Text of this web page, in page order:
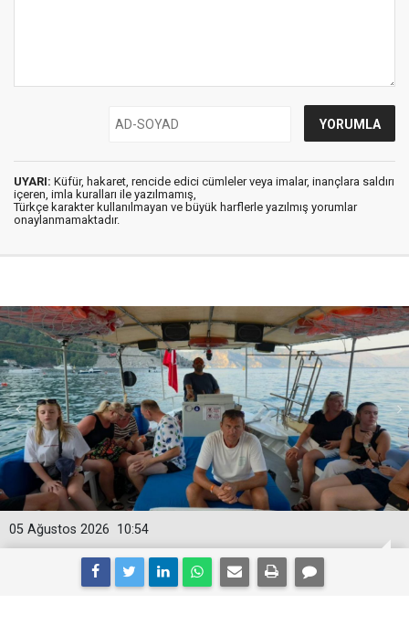
UYARI: Küfür, hakaret, rencide edici cümleler veya imalar, inançlara saldırı
içeren, imla kuralları ile yazılmamış,
Türkçe karakter kullanılmayan ve büyük harflerle yazılmış yorumlar
onaylanmamaktadır.
10:54
05 Ağustos 2026